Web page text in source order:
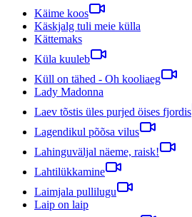
Käime koos
Käskjalg tuli meie külla
Kättemaks
Küla kuuleb
Küll on tähed - Oh kooliaeg
Lady Madonna
Laev tõstis üles purjed öises fjordis
Lagendikul põõsa vilus
Lahinguväljal näeme, raisk!
Lahtilükkamine
Laimjala pullilugu
Laip on laip